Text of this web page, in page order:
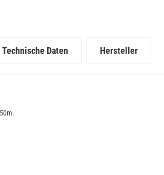
Technische Daten Hersteller